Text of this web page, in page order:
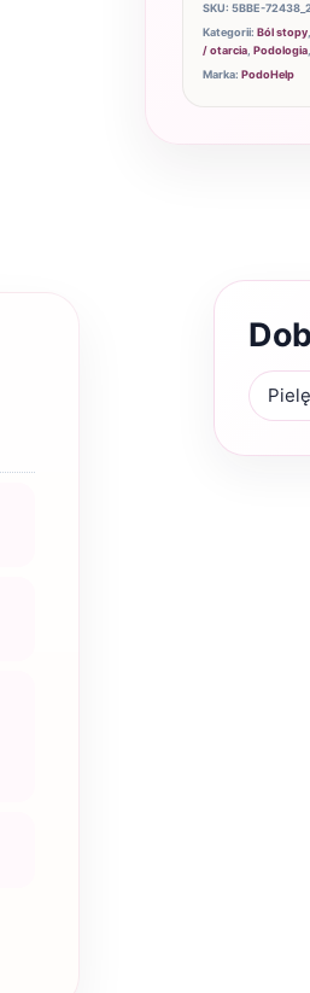
SKU: 5BBE-
Kategorii: Ból stopy,
/ otarcia, Podologia,
Marka: PodoHelp